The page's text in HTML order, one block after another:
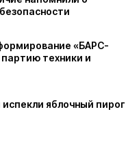
«БАРС-
техники и
яблочный пирог